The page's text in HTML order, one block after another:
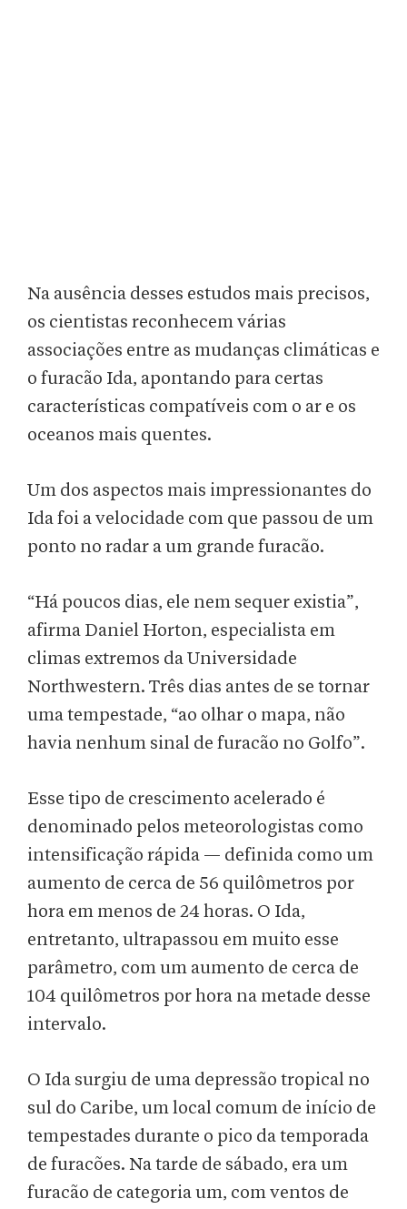
Na ausência desses estudos mais precisos,
os cientistas reconhecem várias
associações entre as mudanças climáticas e
o furacão Ida, apontando para certas
características compatíveis com o ar e os
oceanos mais quentes.
Um dos aspectos mais impressionantes do
Ida foi a velocidade com que passou de um
ponto no radar a um grande furacão.
“Há poucos dias, ele nem sequer existia”,
afirma Daniel Horton, especialista em
climas extremos da Universidade
Northwestern. Três dias antes de se tornar
uma tempestade, “ao olhar o mapa, não
havia nenhum sinal de furacão no Golfo”.
Esse tipo de crescimento acelerado é
denominado pelos meteorologistas como
intensificação rápida — definida como um
aumento de cerca de 56 quilômetros por
hora em menos de 24 horas. O Ida,
entretanto, ultrapassou em muito esse
parâmetro, com um aumento de cerca de
104 quilômetros por hora na metade desse
intervalo.
O Ida surgiu de uma depressão tropical no
sul do Caribe, um local comum de início de
tempestades durante o pico da temporada
de furacões. Na tarde de sábado, era um
furacão de categoria um, com ventos de